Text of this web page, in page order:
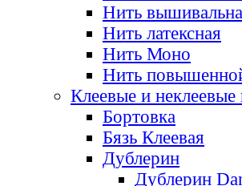
Нить
Нить латексная
Нить Моно
Нить
Клеевые и
Бортовка
Бязь Клеевая
Дублерин
Дублерин